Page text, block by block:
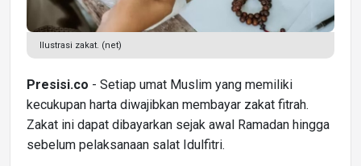
Ilustrasi zakat. (net)
Presisi.co - Setiap umat Muslim yang memiliki
kecukupan harta diwajibkan membayar zakat fitrah.
Zakat ini dapat dibayarkan sejak awal Ramadan hingga
sebelum pelaksanaan salat Idulfitri.